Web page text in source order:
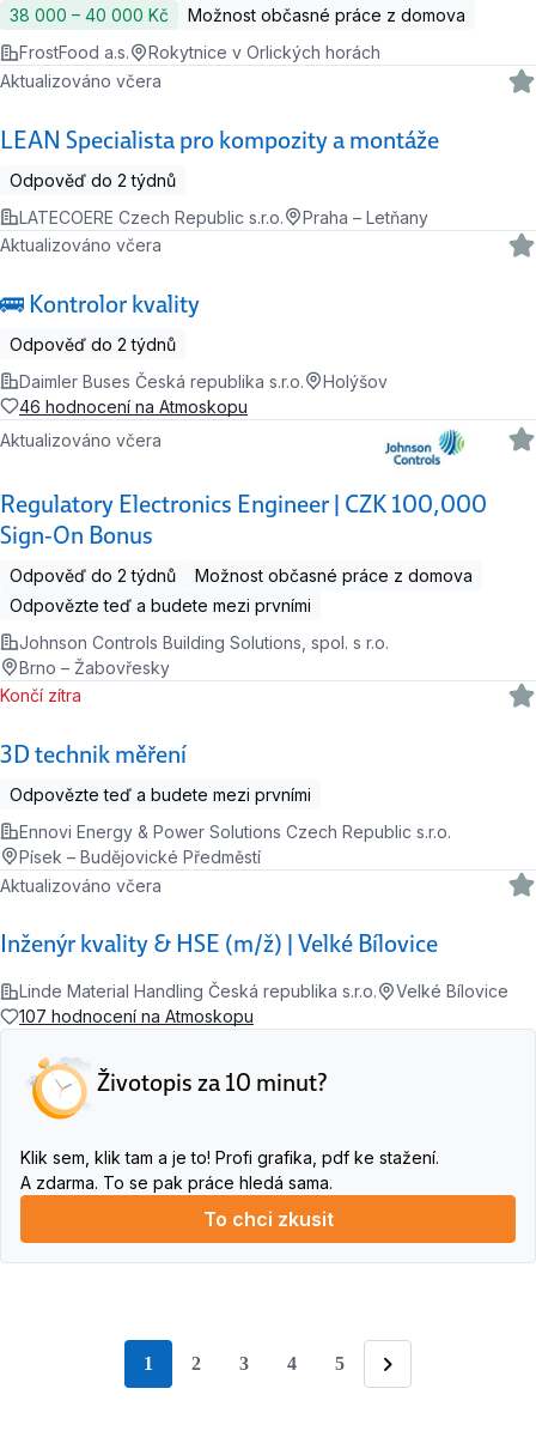
38 000 ‍–‍ 40 000 Kč
Možnost občasné práce z domova
FrostFood a.s.
Rokytnice v Orlických horách
LEAN Specialista pro kompozity a montáže
Aktualizováno včera
Odpověď do 2 týdnů
LATECOERE Czech Republic s.r.o.
Praha – Letňany
🚌 Kontrolor kvality
Aktualizováno včera
Odpověď do 2 týdnů
Daimler Buses Česká republika s.r.o.
Holýšov
46 hodnocení na Atmoskopu
Regulatory Electronics Engineer | CZK 100,000
Sign‑On Bonus
Aktualizováno včera
Odpověď do 2 týdnů
Možnost občasné práce z domova
Odpovězte teď a budete mezi prvními
Johnson Controls Building Solutions, spol. s r.o.
Brno – Žabovřesky
3D technik měření
Končí zítra
Odpovězte teď a budete mezi prvními
Ennovi Energy & Power Solutions Czech Republic s.r.o.
Písek – Budějovické Předměstí
Inženýr kvality & HSE (m/ž) | Velké Bílovice
Aktualizováno včera
Linde Material Handling Česká republika s.r.o.
Velké Bílovice
107 hodnocení na Atmoskopu
Životopis za 10 minut?
Klik sem, klik tam a je to! Profi grafika, pdf ke stažení.
A zdarma. To se pak práce hledá sama.
To chci zkusit
stránka
1 2 3 4 5
Následující